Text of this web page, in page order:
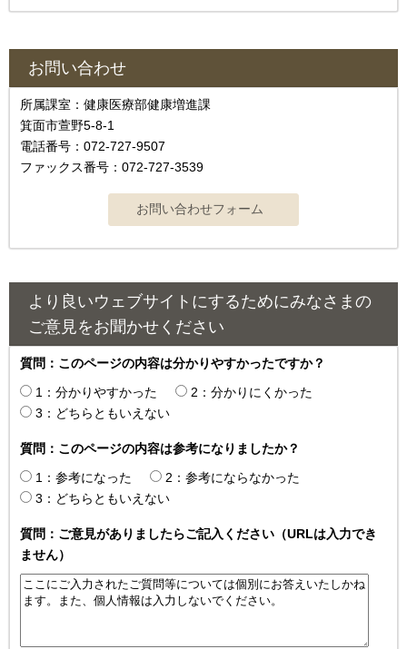
お問い合わせ
所属課室：健康医療部健康増進課
箕面市萱野5-8-1
電話番号：072-727-9507
ファックス番号：072-727-3539
より良いウェブサイトにするためにみなさまの
ご意見をお聞かせください
質問：このページの内容は分かりやすかったですか？
1：分かりやすかった
2：分かりにくかった
3：どちらともいえない
質問：このページの内容は参考になりましたか？
1：参考になった
2：参考にならなかった
3：どちらともいえない
質問：ご意見がありましたらご記入ください（URLは入力でき
ません）